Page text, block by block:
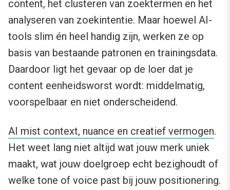
content, het clusteren van zoektermen en het
analyseren van zoekintentie. Maar hoewel AI-
tools slim én heel handig zijn, werken ze op
basis van bestaande patronen en trainingsdata.
Daardoor ligt het gevaar op de loer dat je
content eenheidsworst wordt: middelmatig,
voorspelbaar en niet onderscheidend.
AI mist context, nuance en creatief vermogen.
Het weet lang niet altijd wat jouw merk uniek
maakt, wat jouw doelgroep echt bezighoudt of
welke tone of voice past bij jouw positionering.